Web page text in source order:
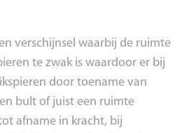
verschijnsel waarbij de ruimte
te zwak is waardoor er bij
door toename van
bult of juist een ruimte
afname in kracht, bij